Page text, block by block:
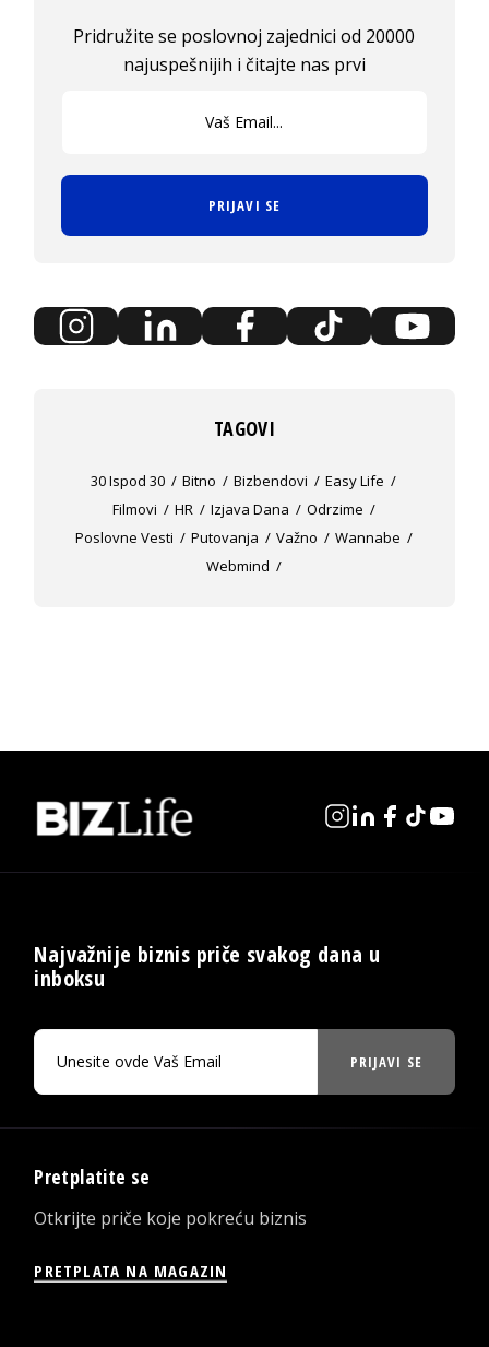
Pridružite se poslovnoj zajednici od 20000
najuspešnijih i čitajte nas prvi
PRIJAVI SE
TAGOVI
30 Ispod 30 Bitno Bizbendovi
Easy Life
Filmovi
HR Izjava Dana
Odrzime
Poslovne Vesti
Putovanja Važno
Wannabe
Webmind
Najvažnije biznis priče svakog dana u
inboksu
PRIJAVI SE
Pretplatite se
Otkrijte priče koje pokreću biznis
PRETPLATA NA MAGAZIN